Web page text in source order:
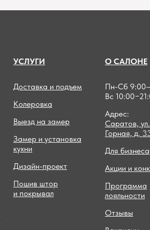
УСЛУГИ
Доставка и подъем
Колеровка
Выезд на замер
Замер и установка
кухни
Дизайн-проект
Пошив штор
и покрывал
О САЛОНЕ
Пн-Сб
Вс
Адрес:
Саратов,
Горная, д.
Для бизнеса
Акции и
Программа
лояльности
Отзывы